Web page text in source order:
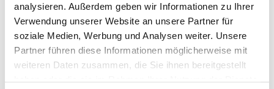
analysieren. Außerdem geben wir Informationen zu Ihrer
Verwendung unserer Website an unsere Partner für
soziale Medien, Werbung und Analysen weiter. Unsere
Partner führen diese Informationen möglicherweise mit
weiteren Daten zusammen, die Sie ihnen bereitgestellt
Das quadratisches Käsebrett aus Holz im Vintage-Look (28
cm x 28 cm x 1,5 cm) ist perfekt als Geschenk oder zur
eigenen Nutzung.